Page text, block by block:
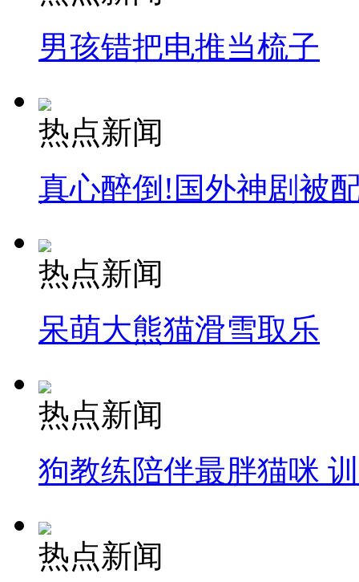
男孩错把电推当梳子
热点新闻
真心醉倒!国外神剧被
热点新闻
呆萌大熊猫滑雪取乐
热点新闻
狗教练陪伴最胖猫咪
热点新闻